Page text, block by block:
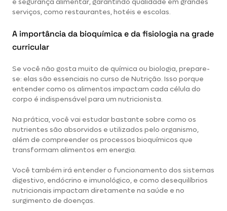
serviços, como restaurantes, hotéis e escolas.
A importância da bioquímica e da fisiologia na grade
curricular
Se você não gosta muito de química ou biologia, prepare-
se: elas são essenciais no curso de Nutrição. Isso porque
entender como os alimentos impactam cada célula do
corpo é indispensável para um nutricionista.
Na prática, você vai estudar bastante sobre como os
nutrientes são absorvidos e utilizados pelo organismo,
além de compreender os processos bioquímicos que
transformam alimentos em energia.
Você também irá entender o funcionamento dos sistemas
digestivo, endócrino e imunológico, e como desequilíbrios
nutricionais impactam diretamente na saúde e no
surgimento de doenças.